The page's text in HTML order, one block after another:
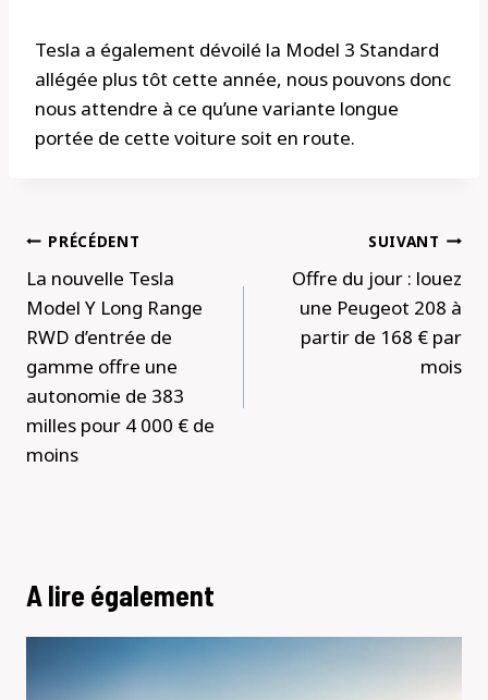
Tesla a également dévoilé la Model 3 Standard
allégée plus tôt cette année, nous pouvons donc
nous attendre à ce qu’une variante longue
portée de cette voiture soit en route.
Navigation
de
l’article
PRÉCÉDENT
La nouvelle Tesla
Model Y Long Range
RWD d’entrée de
gamme offre une
autonomie de 383
milles pour 4 000 € de
moins
SUIVANT
Offre du jour : louez
une Peugeot 208 à
partir de 168 € par
mois
A lire également